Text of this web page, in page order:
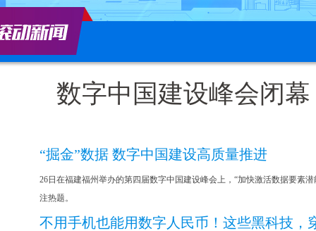
数字中国建设峰会闭
“掘金”数据 数字中国建设高质量推进
26日在福建福州举办的第四届数字中国建设峰会上，“加快激活数据要素潜
注热题。
不用手机也能用数字人民币！这些黑科技，